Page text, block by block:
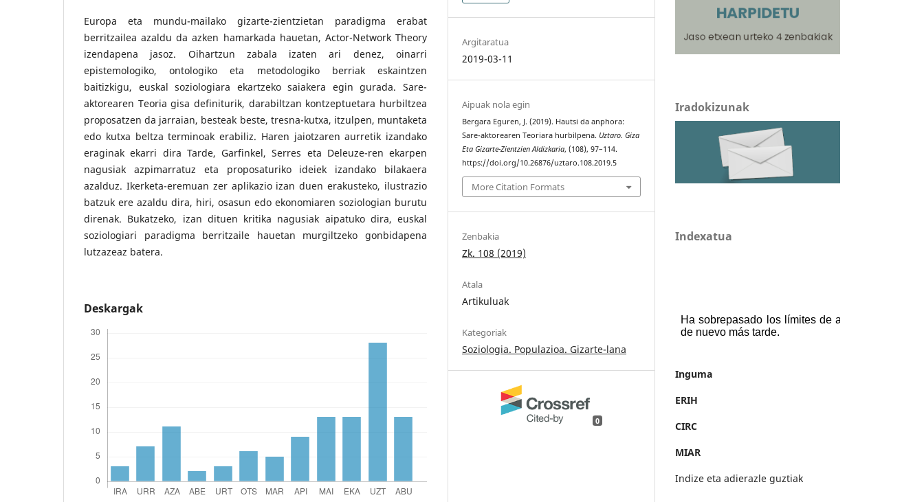
Europa eta mundu-mailako gizarte-zientzietan paradigma erabat
berritzailea azaldu da azken hamarkada hauetan, Actor-Network Theory
izendapena jasoz. Oihartzun zabala izaten ari denez, oinarri
epistemologiko, ontologiko eta metodologiko berriak eskaintzen
baitizkigu, euskal soziologiara ekartzeko saiakera egin gurada. Sare-
aktorearen Teoria gisa definiturik, darabiltzan kontzeptuetara hurbiltzea
proposatzen da jarraian, besteak beste, tresna-kutxa, itzulpen, muntaketa
edo kutxa beltza terminoak erabiliz. Haren jaiotzaren aurretik izandako
eraginak ekarri dira Tarde, Garfinkel, Serres eta Deleuze-ren ekarpen
nagusiak azpimarratuz eta proposaturiko ideiek izandako bilakaera
azalduz. Ikerketa-eremuan zer aplikazio izan duen erakusteko, ilustrazio
batzuk ere azaldu dira, hiri, osasun edo ekonomiaren soziologian burutu
direnak. Bukatzeko, izan dituen kritika nagusiak aipatuko dira, euskal
soziologiari paradigma berritzaile hauetan murgiltzeko gonbidapena
lutzazeaz batera.
Deskargak
Argitaratua
2019-03-11
Aipuak nola egin
Bergara Eguren, J. (2019). Hautsi da anphora:
Sare-aktorearen Teoriara hurbilpena. Uztaro. Giza
Eta Gizarte-Zientzien Aldizkaria, (108), 97–114.
https://doi.org/10.26876/uztaro.108.2019.5
More Citation Formats
Zenbakia
Zk. 108 (2019)
Atala
Artikuluak
Kategoriak
Soziologia. Populazioa. Gizarte-lana
0
Iradokizunak
Indexatua
Inguma
ERIH
CIRC
MIAR
Indize eta adierazle guztiak